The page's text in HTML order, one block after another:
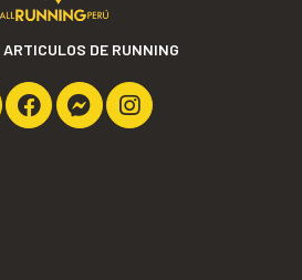
DE RUNNING